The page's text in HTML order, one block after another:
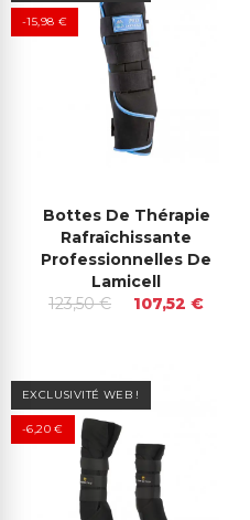
-15,98 €
Bottes De Thérapie
Rafraîchissante
Professionnelles De
Lamicell
123,50 €
107,52 €
EXCLUSIVITÉ WEB !
-6,20 €